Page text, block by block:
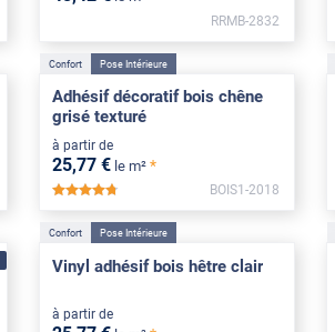
RRMB-2832
Confort Pose Intérieure
Adhésif décoratif bois chêne
grisé texturé
à partir de
25,77 € le m² *
*****
BOIS1-2018
Confort Pose Intérieure
Vinyl adhésif bois hêtre clair
à partir de